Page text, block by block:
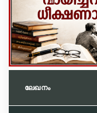
ലേഖനം